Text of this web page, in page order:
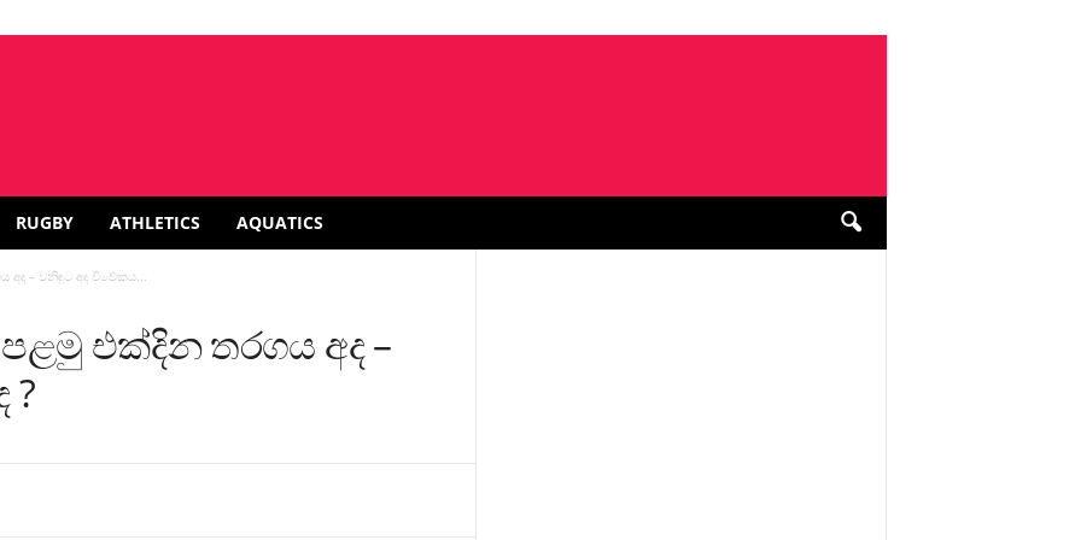
RUGBY ATHLETICS AQUATICS
අද – වනිඳුට අද විවේකය...
පළමු එක්දින තරගය අද –
?